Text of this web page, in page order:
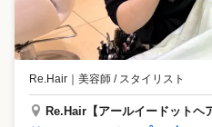
Re.Hair 美容師 / スタイリスト
Re.Hair【アールイードットヘ